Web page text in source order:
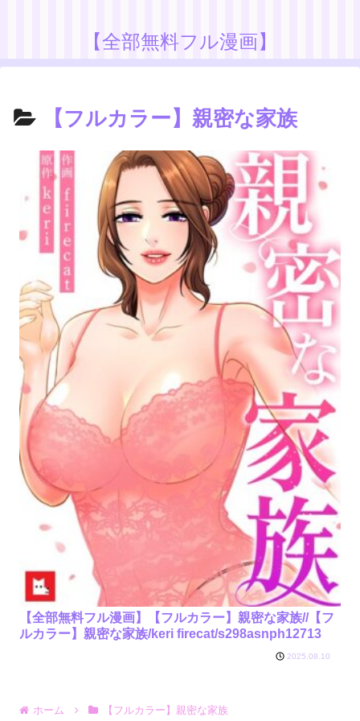
【全部無料フル漫画】
【フルカラー】親密な家族
【全部無料フル漫画】【フルカラー】親密な家族//【フ
ルカラー】親密な家族/keri firecat/s298asnph12713
2025.08.10
ホーム 【フルカラー】親密な家族